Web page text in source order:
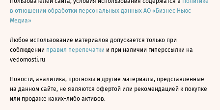
в отношении обработки персональных данных АО «Бизнес Ньюс
Медиа»
Любое использование материалов допускается только при
соблюдении правил перепечатки и при наличии гиперссылки на
vedomosti.ru
Новости, аналитика, прогнозы и другие материалы, представленные
на данном сайте, не являются офертой или рекомендацией к покупке
или продаже каких-либо активов.